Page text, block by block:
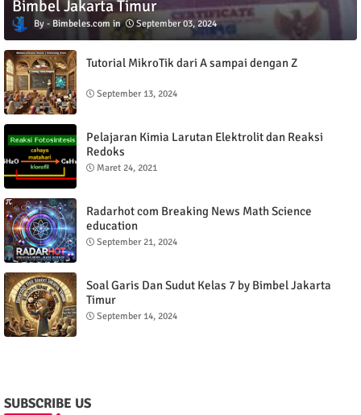
Bimbel Jakarta Timur
Bimbeles.com September 03, 2024
Tutorial MikroTik dari A sampai dengan Z
September 13, 2024
Pelajaran Kimia Larutan Elektrolit dan Reaksi
Redoks
Maret 24, 2021
Radarhot com Breaking News Math Science
education
September 21, 2024
Soal Garis Dan Sudut Kelas 7 by Bimbel Jakarta
Timur
September 14, 2024
SUBSCRIBE US